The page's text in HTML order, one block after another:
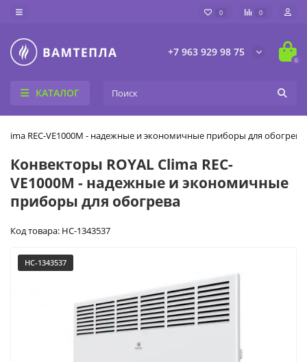
0 0
+7 963 929 98 75
0
КАТАЛОГ
REC-VE1000M - надежные и экономичные приборы для обогрева
Конвекторы ROYAL Clima REC-
VE1000M - надежные и экономичные
приборы для обогрева
Код товара: НС-1343537
НС-1343537